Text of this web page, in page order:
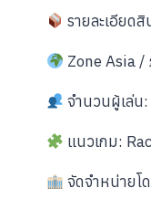
รายละเอียดสิ
Zone Asia /
จำนวนผู้เล่น
แนวเกม:
จัดจำหน่ายโ